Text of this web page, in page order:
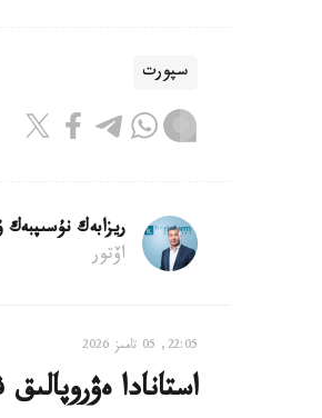
سپورت
ريزابەك نۇسىپبەك
اۆتور
22:05, 05 تامىز 2026
استانادا